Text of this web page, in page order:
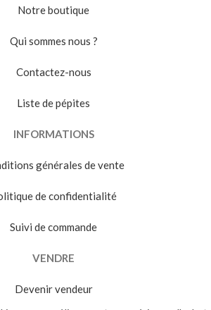
Notre boutique
Qui sommes nous ?
Contactez-nous
Liste de pépites
INFORMATIONS
générales de vente
de confidentialité
Suivi de commande
VENDRE
Devenir vendeur